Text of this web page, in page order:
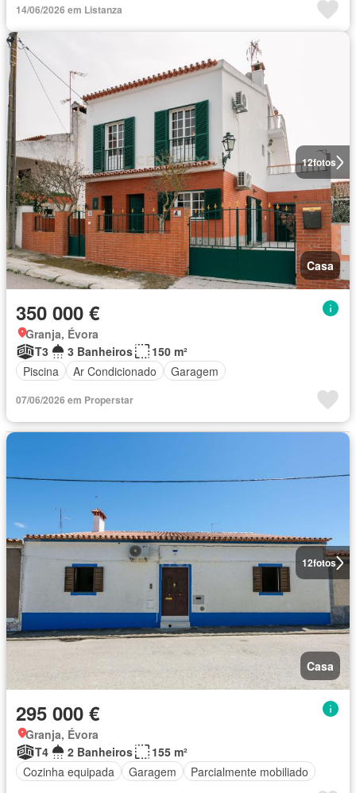
14/06/2026 em Listanza
12fotos
Casa
350 000 €
Granja, Évora
T3
3 Banheiros
150 m²
Piscina
Ar Condicionado Garagem
07/06/2026 em Properstar
12fotos
Casa
295 000 €
Granja, Évora
T4
2 Banheiros
155 m²
Cozinha equipada
Garagem Parcialmente mobiliado